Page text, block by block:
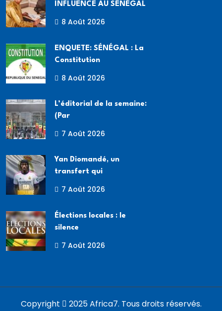
INFLUENCE AU SÉNÉGAL
8 Août 2026
ENQUETE: SÉNÉGAL : La
Constitution
8 Août 2026
L’éditorial de la semaine:
(Par
7 Août 2026
Yan Diomandé, un
transfert qui
7 Août 2026
Élections locales : le
silence
7 Août 2026
Copyright 2025 Africa7. Tous droits réservés.